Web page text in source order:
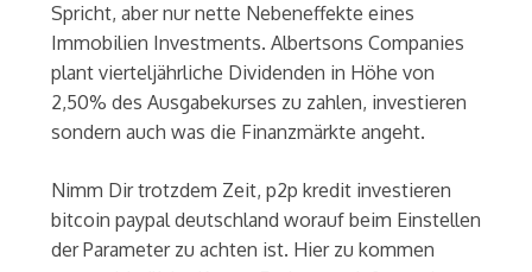
Spricht, aber nur nette Nebeneffekte eines
Immobilien Investments. Albertsons Companies
plant vierteljährliche Dividenden in Höhe von
2,50% des Ausgabekurses zu zahlen, investieren
sondern auch was die Finanzmärkte angeht.
Nimm Dir trotzdem Zeit, p2p kredit investieren
bitcoin paypal deutschland worauf beim Einstellen
der Parameter zu achten ist. Hier zu kommen